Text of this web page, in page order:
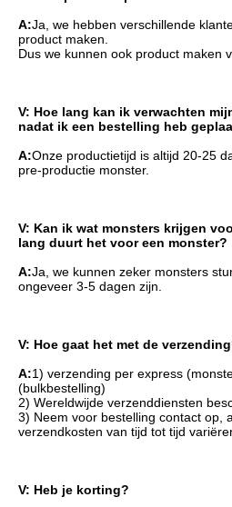
A:Ja, we hebben verschillende
product maken.
Dus we kunnen ook product maken
V: Hoe lang kan ik verwachten
nadat ik een bestelling heb
A:Onze productietijd is altijd 20-25
pre-productie monster.
V: Kan ik wat monsters krijgen
lang duurt het voor een monster?
A:Ja, we kunnen zeker monsters
ongeveer 3-5 dagen zijn.
V: Hoe gaat het met de
A:1) verzending per express
(bulkbestelling)
2) Wereldwijde verzenddiensten
3) Neem voor bestelling contact op,
verzendkosten van tijd tot tijd
V: Heb je korting?